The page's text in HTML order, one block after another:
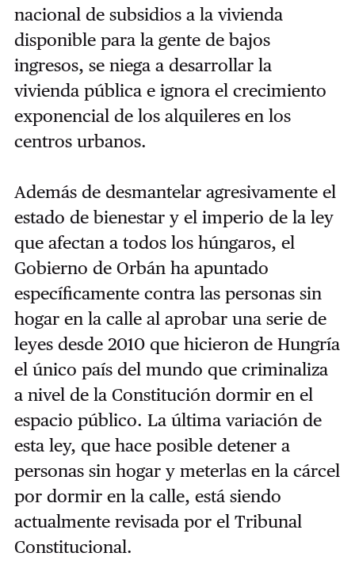
nacional de subsidios a la vivienda
disponible para la gente de bajos
ingresos, se niega a desarrollar la
vivienda pública e ignora el crecimiento
exponencial de los alquileres en los
centros urbanos.
Además de desmantelar agresivamente el
estado de bienestar y el imperio de la ley
que afectan a todos los húngaros, el
Gobierno de Orbán ha apuntado
específicamente contra las personas sin
hogar en la calle al aprobar una serie de
leyes desde 2010 que hicieron de Hungría
el único país del mundo que criminaliza
a nivel de la Constitución dormir en el
espacio público. La última variación de
esta ley, que hace posible detener a
personas sin hogar y meterlas en la cárcel
por dormir en la calle, está siendo
actualmente revisada por el Tribunal
Constitucional.